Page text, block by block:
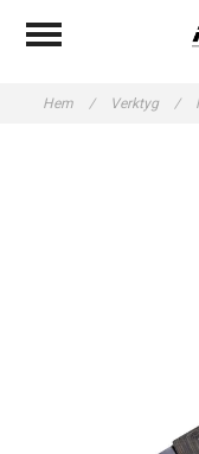
Hem / Verktyg /